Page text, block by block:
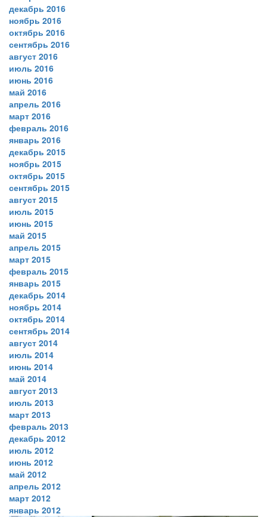
декабрь 2016
ноябрь 2016
октябрь 2016
сентябрь 2016
август 2016
июль 2016
июнь 2016
май 2016
апрель 2016
март 2016
февраль 2016
январь 2016
декабрь 2015
ноябрь 2015
октябрь 2015
сентябрь 2015
август 2015
июль 2015
июнь 2015
май 2015
апрель 2015
март 2015
февраль 2015
январь 2015
декабрь 2014
ноябрь 2014
октябрь 2014
сентябрь 2014
август 2014
июль 2014
июнь 2014
май 2014
август 2013
июль 2013
март 2013
февраль 2013
декабрь 2012
июль 2012
июнь 2012
май 2012
апрель 2012
март 2012
январь 2012